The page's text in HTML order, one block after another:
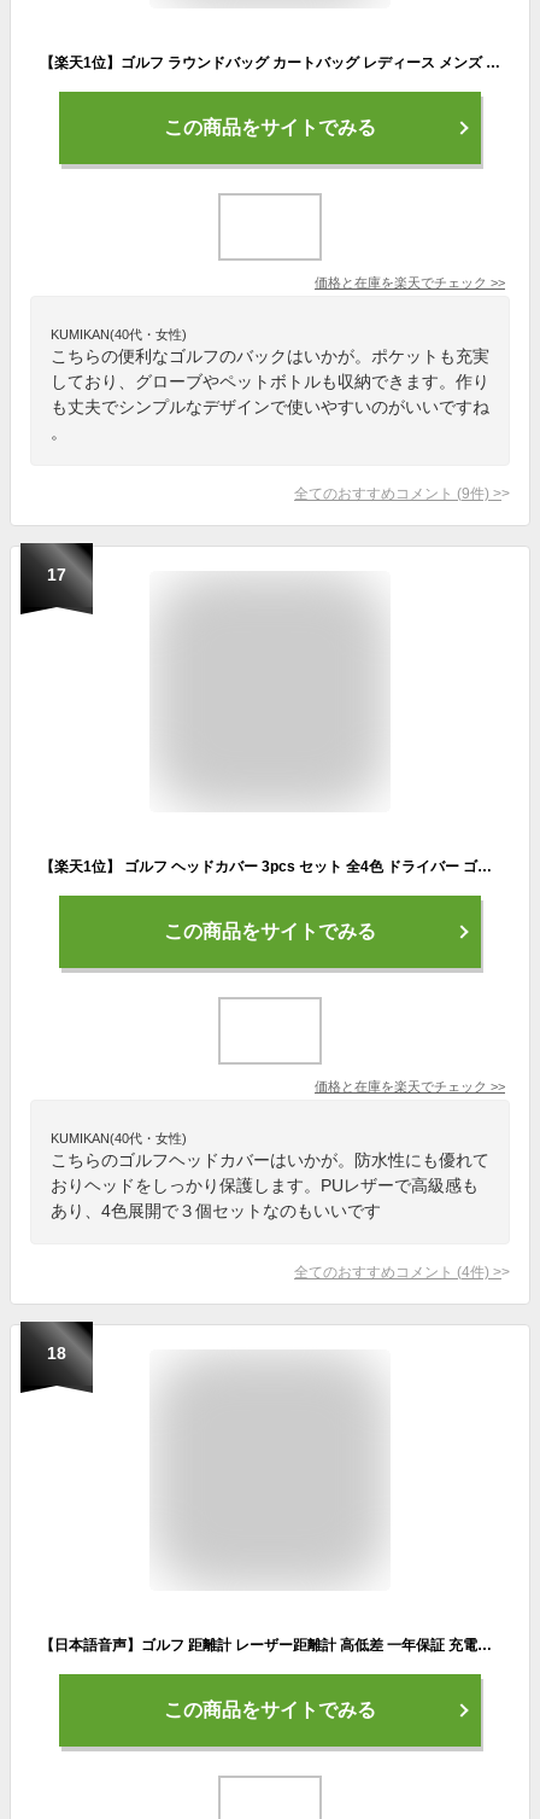
【楽天1位】ゴルフ ラウンドバッグ カートバッグ レディース メンズ トートバッグ 500mlペットボトル収納 鞄 かばん バッグ ラウンドバック 仕切り 収納 全3色 セルフプレー スポーツバッグ ゴルフ用品
この商品をサイトでみる
価格と在庫を楽天でチェック >>
KUMIKAN(40代・女性)
こちらの便利なゴルフのバックはいかが。ポケットも充実
しており、グローブやペットボトルも収納できます。作り
も丈夫でシンプルなデザインで使いやすいのがいいですね
。
全てのおすすめコメント (9件) >
17
【楽天1位】 ゴルフ ヘッドカバー 3pcs セット 全4色 ドライバー ゴルフクラブ カバー フェアウェイ PUレザー グッズ 防水性 コンペ ゴルフ景品 おしゃれ
この商品をサイトでみる
価格と在庫を楽天でチェック >>
KUMIKAN(40代・女性)
こちらのゴルフヘッドカバーはいかが。防水性にも優れて
おりヘッドをしっかり保護します。PUレザーで高級感も
あり、4色展開で３個セットなのもいいです
全てのおすすめコメント (4件) >
18
【日本語音声】ゴルフ 距離計 レーザー距離計 高低差 一年保証 充電式 手ブレ補正 手振れ 自動ロック ゴルフ距離測定器 NP ゴルフ用品 レーザー距離測定器 ハードケース コンパクト 新ルール対応 1094yd 精度±0.5m
この商品をサイトでみる